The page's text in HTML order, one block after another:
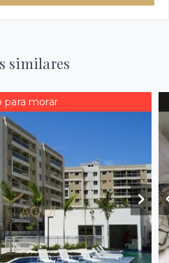
similares
para morar